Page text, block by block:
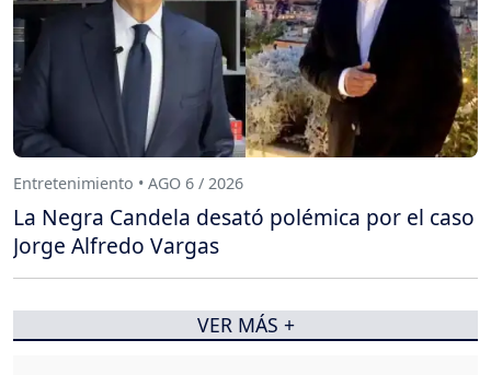
Entretenimiento • AGO 6 / 2026
La Negra Candela desató polémica por el caso
Jorge Alfredo Vargas
VER MÁS +